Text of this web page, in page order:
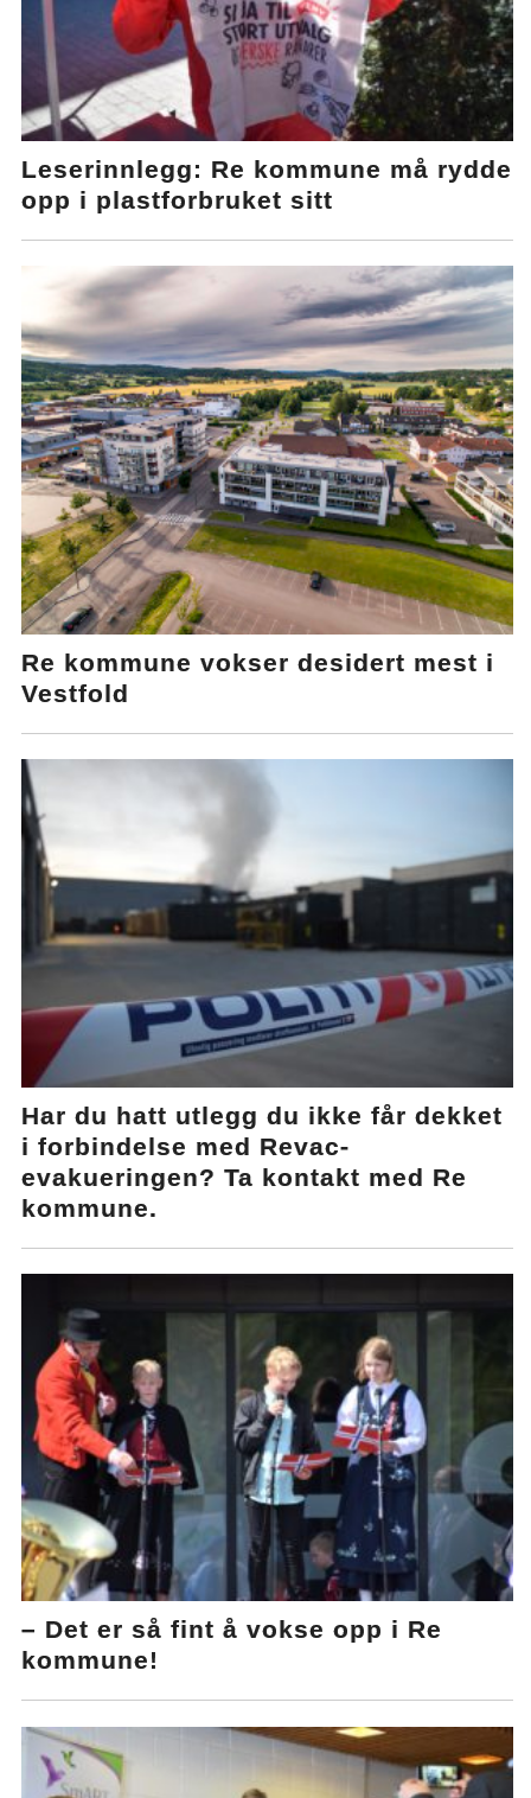
Leserinnlegg: Re kommune må rydde
opp i plastforbruket sitt
Re kommune vokser desidert mest i
Vestfold
Har du hatt utlegg du ikke får dekket
i forbindelse med Revac-
evakueringen? Ta kontakt med Re
kommune.
– Det er så fint å vokse opp i Re
kommune!